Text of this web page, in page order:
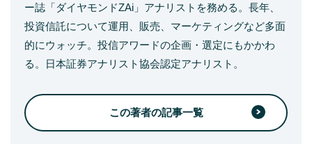
ー誌「ダイヤモンドZAi」アナリストを務める。長年、
投資信託について運用、販売、マーケティングなど多面
的にウォッチ。投信アワードの企画・選定にもかかわ
る。日本証券アナリスト協会認定アナリスト。
この著者の記事一覧